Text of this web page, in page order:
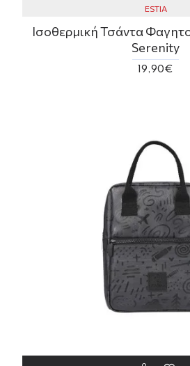
ESTIA
Ισοθερμική Τσάντα
Serenity
19,90€